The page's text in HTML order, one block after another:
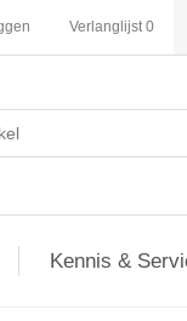
Verlanglijst 0
Kennis &